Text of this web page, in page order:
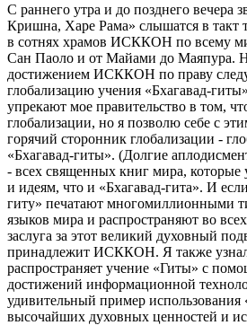
С раннего утра и до позднего вечера
Кришна, Харе Рама» слышатся в
в сотнях храмов ИСККОН по всему
Сан Паоло и от Майами до Маяпура.
достижением ИСККОН по праву
глобализацию учения «Бхагавад-
упрекают мое правительство в том,
глобализации, но я позволю себе с
горячий сторонник глобализации -
«Бхагавад-гиты». (Долгие
- всех священных книг мира,
и идеям, что и «Бхагавад-гита». И
гиту» печатают многомиллионными
языков мира и распространяют во
заслуга за этот великий духовный
принадлежит ИСККОН. Я также
распространяет учение «Гиты» с
достижений информационной
удивительный пример использования
высочайших духовных ценностей и